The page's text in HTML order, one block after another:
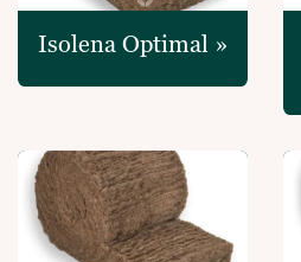
Isolena Optimal »